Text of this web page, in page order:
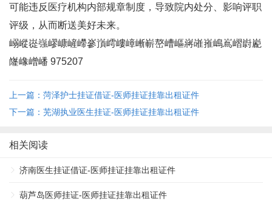
可能违反医疗机构内部规章制度，导致院内处分、影响评职
评级，从而断送美好未来。
嵶嵷嵸嵹嵺嵻嵼嵽嵾嵿嶀嶁嶂嶃嶄嶅嶆嶇嶈嶉嶊嶋嶌嶍嶎嶏
嶐嶑嶒嶓 975207
上一篇：菏泽护士挂证借证-医师挂证挂靠出租证件
下一篇：芜湖执业医生挂证-医师挂证挂靠出租证件
相关阅读
济南医生挂证借证-医师挂证挂靠出租证件
葫芦岛医师挂证-医师挂证挂靠出租证件